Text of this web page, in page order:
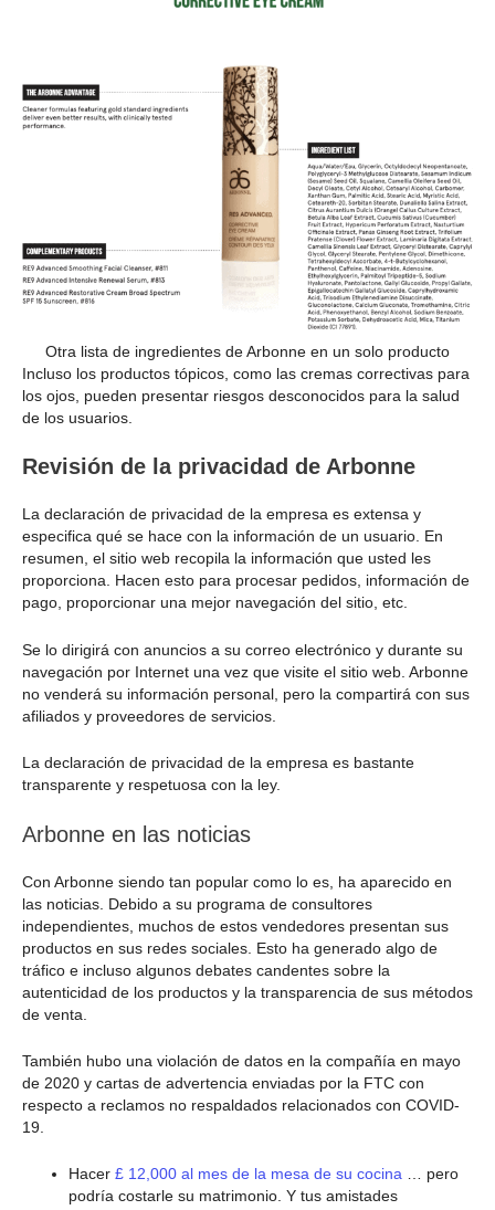
Otra lista de ingredientes de Arbonne en un solo producto
Incluso los productos tópicos, como las cremas correctivas para
los ojos, pueden presentar riesgos desconocidos para la salud
de los usuarios.
Revisión de la privacidad de Arbonne
La declaración de privacidad de la empresa es extensa y
especifica qué se hace con la información de un usuario. En
resumen, el sitio web recopila la información que usted les
proporciona. Hacen esto para procesar pedidos, información de
pago, proporcionar una mejor navegación del sitio, etc.
Se lo dirigirá con anuncios a su correo electrónico y durante su
navegación por Internet una vez que visite el sitio web. Arbonne
no venderá su información personal, pero la compartirá con sus
afiliados y proveedores de servicios.
La declaración de privacidad de la empresa es bastante
transparente y respetuosa con la ley.
Arbonne en las noticias
Con Arbonne siendo tan popular como lo es, ha aparecido en
las noticias. Debido a su programa de consultores
independientes, muchos de estos vendedores presentan sus
productos en sus redes sociales. Esto ha generado algo de
tráfico e incluso algunos debates candentes sobre la
autenticidad de los productos y la transparencia de sus métodos
de venta.
También hubo una violación de datos en la compañía en mayo
de 2020 y cartas de advertencia enviadas por la FTC con
respecto a reclamos no respaldados relacionados con COVID-
19.
Hacer £ 12,000 al mes de la mesa de su cocina … pero
podría costarle su matrimonio. Y tus amistades